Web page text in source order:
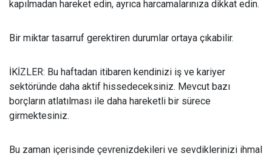
kapılmadan hareket edin, ayrıca harcamalarınıza dikkat edin.
Bir miktar tasarruf gerektiren durumlar ortaya çıkabilir.
İKİZLER: Bu haftadan itibaren kendinizi iş ve kariyer
sektöründe daha aktif hissedeceksiniz. Mevcut bazı
borçların atlatılması ile daha hareketli bir sürece
girmektesiniz.
Bu zaman içerisinde çevrenizdekileri ve sevdiklerinizi ihmal